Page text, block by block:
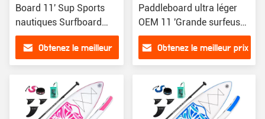
Board 11' Sup Sports
nautiques Surfboard
Paddle Board Jeu d'eau
Surf
Obtenez le meilleur
Paddleboard ultra léger
OEM 11 'Grande surfeuse
gonflable
Obtenez le meilleur prix